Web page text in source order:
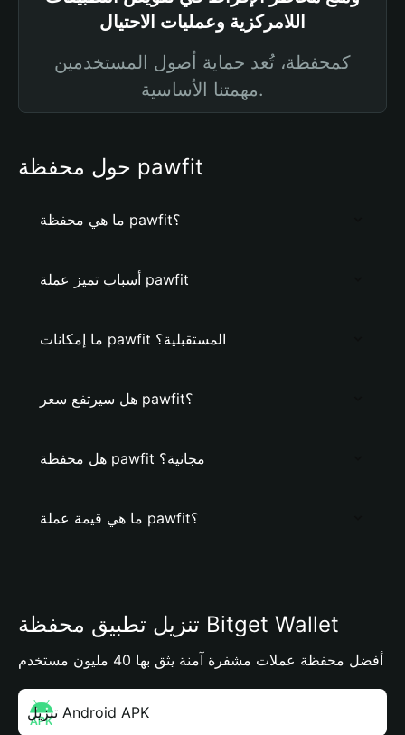
اللامركزية وعمليات الاحتيال
كمحفظة، تُعد حماية أصول المستخدمين
مهمتنا الأساسية.
حول محفظة pawfit
ما هي محفظة pawfit؟
أسباب تميز عملة pawfit
ما إمكانات pawfit المستقبلية؟
هل سيرتفع سعر pawfit؟
هل محفظة pawfit مجانية؟
ما هي قيمة عملة pawfit؟
تنزيل تطبيق محفظة Bitget Wallet
أفضل محفظة عملات مشفرة آمنة يثق بها 40 مليون مستخدم
تنزيل Android APK